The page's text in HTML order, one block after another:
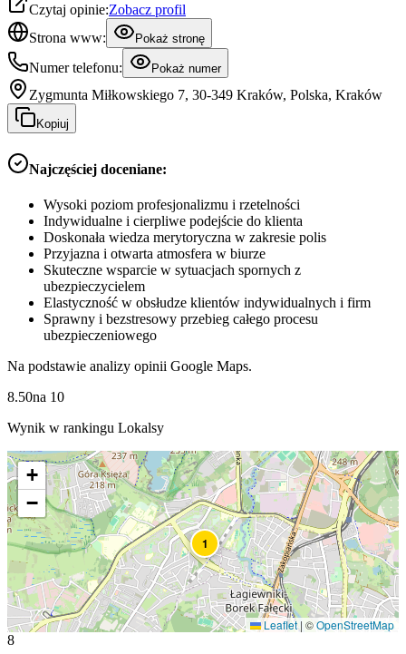
Czytaj opinie:Zobacz profil
Strona www:
Pokaż stronę
Numer telefonu: Pokaż numer
Zygmunta Miłkowskiego 7, 30-349 Kraków, Polska, Kraków
Kopiuj
Najczęściej doceniane:
Wysoki poziom profesjonalizmu i rzetelności
Indywidualne i cierpliwe podejście do klienta
Doskonała wiedza merytoryczna w zakresie polis
Przyjazna i otwarta atmosfera w biurze
Skuteczne wsparcie w sytuacjach spornych z
ubezpieczycielem
Elastyczność w obsłudze klientów indywidualnych i firm
Sprawny i bezstresowy przebieg całego procesu
ubezpieczeniowego
Na podstawie analizy opinii Google Maps.
8.50na 10
Wynik w rankingu Lokalsy
1
+
−
Leaflet | ©OpenStreetMap
8